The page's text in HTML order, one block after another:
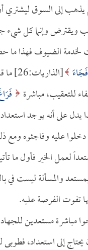
يذهب إلى السوق
ويقترض وإنما كل شيء
لخدمة الضيوف فهذا ما
للتعقيب، مباشرة
وهذا يدل على أنه يوجد
عليه وفاجئوه ومع
لعمل الخير فأول ما
والمسألة ليست في
تفوت الفرصة عليه.
مباشرة مستعدين
إلى استعداد، فطوبى